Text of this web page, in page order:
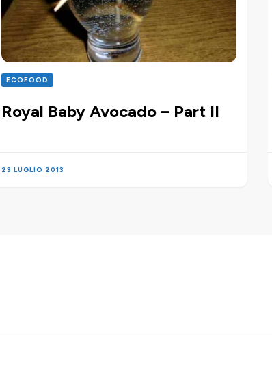
ECOFOOD
Royal Baby Avocado – Part II
23 LUGLIO 2013